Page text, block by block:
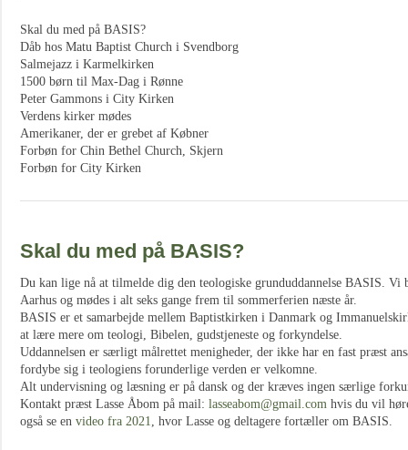
Skal du med på BASIS?
Dåb hos Matu Baptist Church i Svendborg
Salmejazz i Karmelkirken
1500 børn til Max-Dag i Rønne
Peter Gammons i City Kirken
Verdens kirker mødes
Amerikaner, der er grebet af Købner
Forbøn for Chin Bethel Church, Skjern
Forbøn for City Kirken
Skal du med på BASIS?
Du kan lige nå at tilmelde dig den teologiske grunduddannelse BASIS. Vi
Aarhus og mødes i alt seks gange frem til sommerferien næste år.
BASIS er et samarbejde mellem Baptistkirken i Danmark og
at lære mere om teologi, Bibelen, gudstjeneste og forkyndelse.
Uddannelsen er særligt målrettet menigheder, der ikke har en fast præst
fordybe sig i teologiens forunderlige verden er velkomne.
Alt undervisning og læsning er på dansk og der kræves ingen særlige
Kontakt præst Lasse Åbom på mail: lasseabom@gmail.com hvis du vil
også se en video fra 2021, hvor Lasse og deltagere fortæller om BASIS.